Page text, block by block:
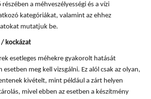
a méhveszélyességi és a vízi
kategóriákat, valamint az ehhez
mutatjuk be.
kockázat
esetleges méhekre gyakorolt hatását
meg kell vizsgálni. Ez alól csak az olyan,
kivételt, mint például a zárt helyen
mivel ebben az esetben a készítmény